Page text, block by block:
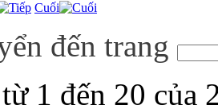
Cuối
đến trang
1 đến 20 của